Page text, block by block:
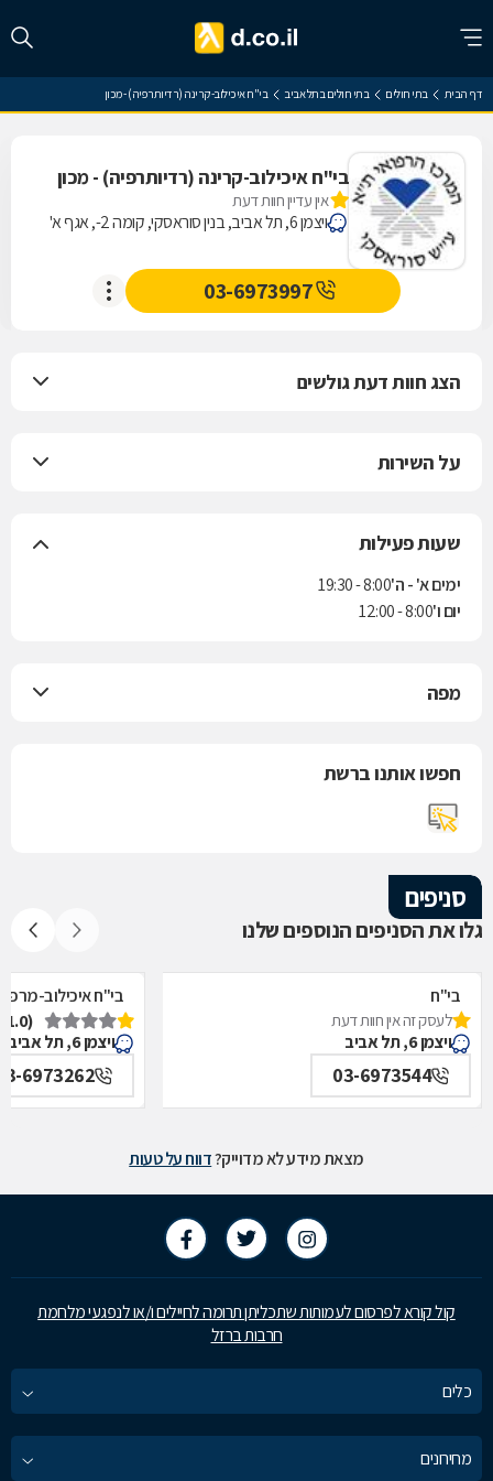
דף הבית בתי חולים בתי חולים בתל אביב בי"ח איכילוב-קרינה (רדיותרפיה) - מכון
בי"ח איכילוב-קרינה (רדיותרפיה) - מכון
אין עדיין חוות דעת
ויצמן 6, תל אביב, בנין סוראסקי, קומה 2-, אגף א'
03-6973997
הצג חוות דעת גולשים
על השירות
שעות פעילות
ימים א' - ה'8:00 - 19:30
יום ו'8:00 - 12:00
מפה
חפשו אותנו ברשת
סניפים
גלו את הסניפים הנוספים שלנו
בי"ח
איכילוב-אף,אוזן,גרון,ניתוחי-ראש,צוואר,פה,לסתות-מערך,
תל אביב
לעסק זה אין חוות דעת
ויצמן 6, תל אביב
03-6973544
בי"ח איכילוב-
תל אביב
(1.0)
ויצמן 6, תל אביב
6973262
מצאת מידע לא מדוייק?דווח על טעות
קול קורא לפרסום לעמותות שתכליתן תרומה לחיילים ו/או לנפגעי מלחמת
חרבות ברזל
כלים
מחירונים